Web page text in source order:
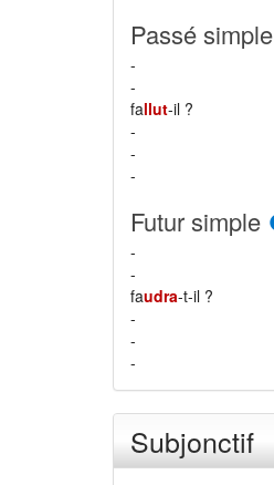
Passé simple
-
-
fallut-il ?
-
-
-
Futur simple
-
-
faudra-t-il ?
-
-
-
Subjonctif